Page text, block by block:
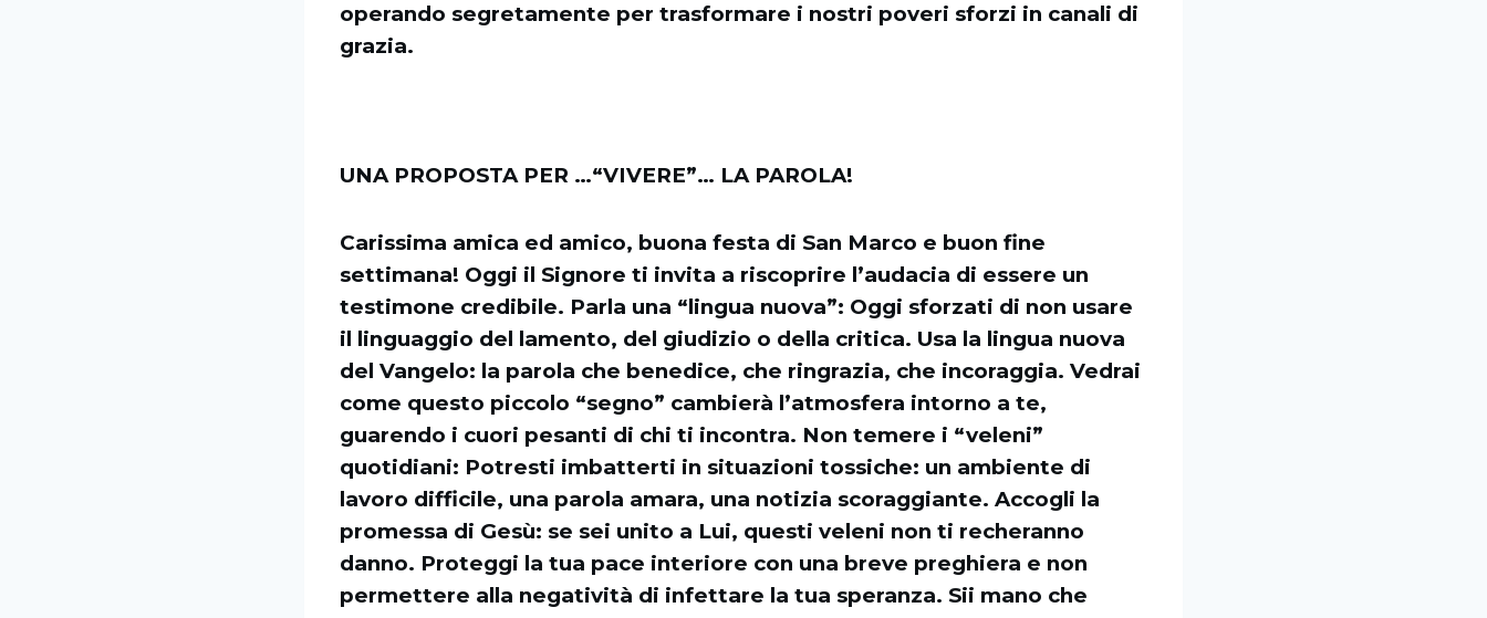
operando segretamente per trasformare i nostri poveri sforzi in canali di
grazia.
UNA PROPOSTA PER …“VIVERE”… LA PAROLA!
Carissima amica ed amico, buona festa di San Marco e buon fine
settimana! Oggi il Signore ti invita a riscoprire l’audacia di essere un
testimone credibile. Parla una “lingua nuova”: Oggi sforzati di non usare
il linguaggio del lamento, del giudizio o della critica. Usa la lingua nuova
del Vangelo: la parola che benedice, che ringrazia, che incoraggia. Vedrai
come questo piccolo “segno” cambierà l’atmosfera intorno a te,
guarendo i cuori pesanti di chi ti incontra. Non temere i “veleni”
quotidiani: Potresti imbatterti in situazioni tossiche: un ambiente di
lavoro difficile, una parola amara, una notizia scoraggiante. Accogli la
promessa di Gesù: se sei unito a Lui, questi veleni non ti recheranno
danno. Proteggi la tua pace interiore con una breve preghiera e non
permettere alla negatività di infettare la tua speranza. Sii mano che